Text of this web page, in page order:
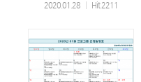
2020.01.28
Hit 2211